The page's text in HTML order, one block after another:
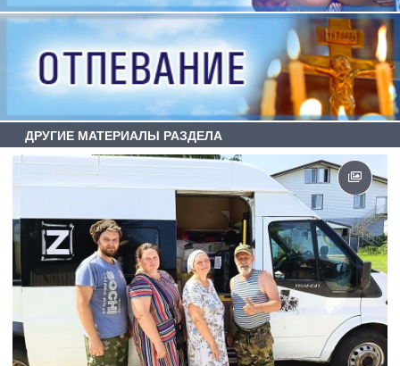
ДРУГИЕ МАТЕРИАЛЫ РАЗДЕЛА